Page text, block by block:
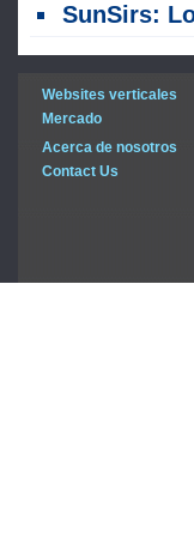
SunSirs: Los precios del
Websites verticales
Mercado
Acerca de nosotros
Contact Us